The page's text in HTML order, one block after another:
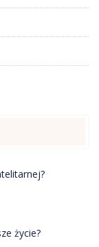
życie?